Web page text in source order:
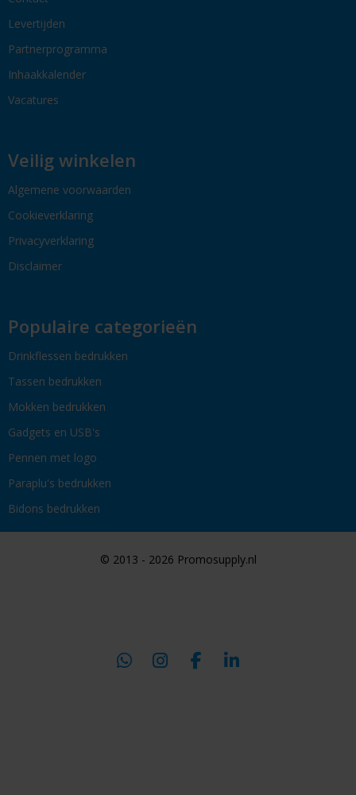
Levertijden
Partnerprogramma
Inhaakkalender
Vacatures
Veilig winkelen
Algemene voorwaarden
Cookieverklaring
Privacyverklaring
Disclaimer
Populaire categorieën
Drinkflessen bedrukken
Tassen bedrukken
Mokken bedrukken
Gadgets en USB's
Pennen met logo
Paraplu's bedrukken
Bidons bedrukken
© 2013 - 2026 Promosupply.nl